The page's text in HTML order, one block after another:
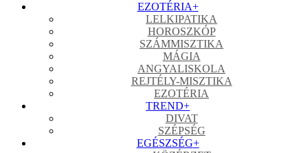
EZOTÉRIA+
LELKIPATIKA
HOROSZKÓP
SZÁMMISZTIKA
MÁGIA
ANGYALISKOLA
REJTÉLY-MISZTIKA
EZOTÉRIA
TREND+
DIVAT
SZÉPSÉG
EGÉSZSÉG+